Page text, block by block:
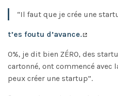
“Il faut que je crée une
t’es foutu d’avance.
0%, je dit bien ZÉRO, des
cartonné, ont commencé avec
peux créer une startup”.